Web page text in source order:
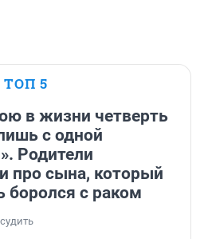
ТОП 5
в жизни четверть
с одной
Родители
про сына, который
боролся с раком